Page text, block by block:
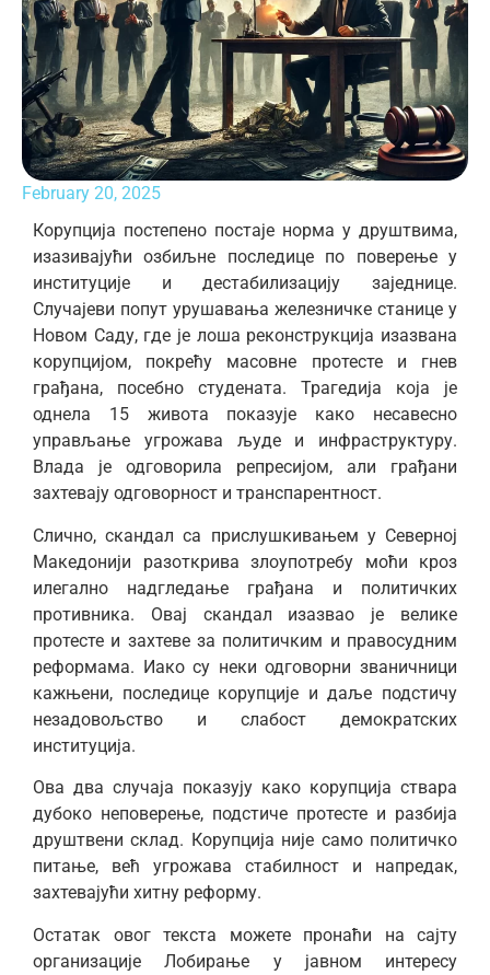
February 20, 2025
Корупција постепено постаје норма у друштвима,
изазивајући озбиљне последице по поверење у
институције и дестабилизацију заједнице.
Случајеви попут урушавања железничке станице у
Новом Саду, где је лоша реконструкција изазвана
корупцијом, покрећу масовне протесте и гнев
грађана, посебно студената. Трагедија која је
однела 15 живота показује како несавесно
управљање угрожава људе и инфраструктуру.
Влада је одговорила репресијом, али грађани
захтевају одговорност и транспарентност.
Слично, скандал са прислушкивањем у Северној
Македонији разоткрива злоупотребу моћи кроз
илегално надгледање грађана и политичких
противника. Овај скандал изазвао је велике
протесте и захтеве за политичким и правосудним
реформама. Иако су неки одговорни званичници
кажњени, последице корупције и даље подстичу
незадовољство и слабост демократских
институција.
Ова два случаја показују како корупција ствара
дубоко неповерење, подстиче протесте и разбија
друштвени склад. Корупција није само политичко
питање, већ угрожава стабилност и напредак,
захтевајући хитну реформу.
Остатак овог текста можете пронаћи на сајту
организације Лобирање у јавном интересу